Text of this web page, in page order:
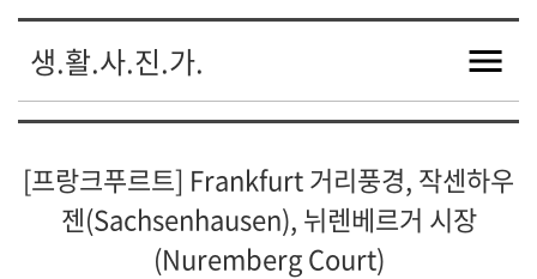
생.활.사.진.가.
[프랑크푸르트] Frankfurt 거리풍경, 작센하우
젠(Sachsenhausen), 뉘렌베르거 시장
(Nuremberg Court)